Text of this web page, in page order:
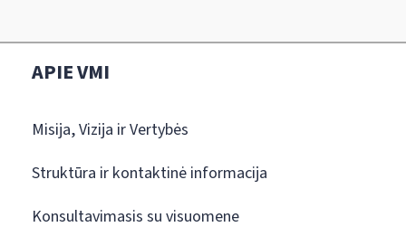
APIE VMI
Misija, Vizija ir Vertybės
Struktūra ir kontaktinė informacija
Konsultavimasis su visuomene